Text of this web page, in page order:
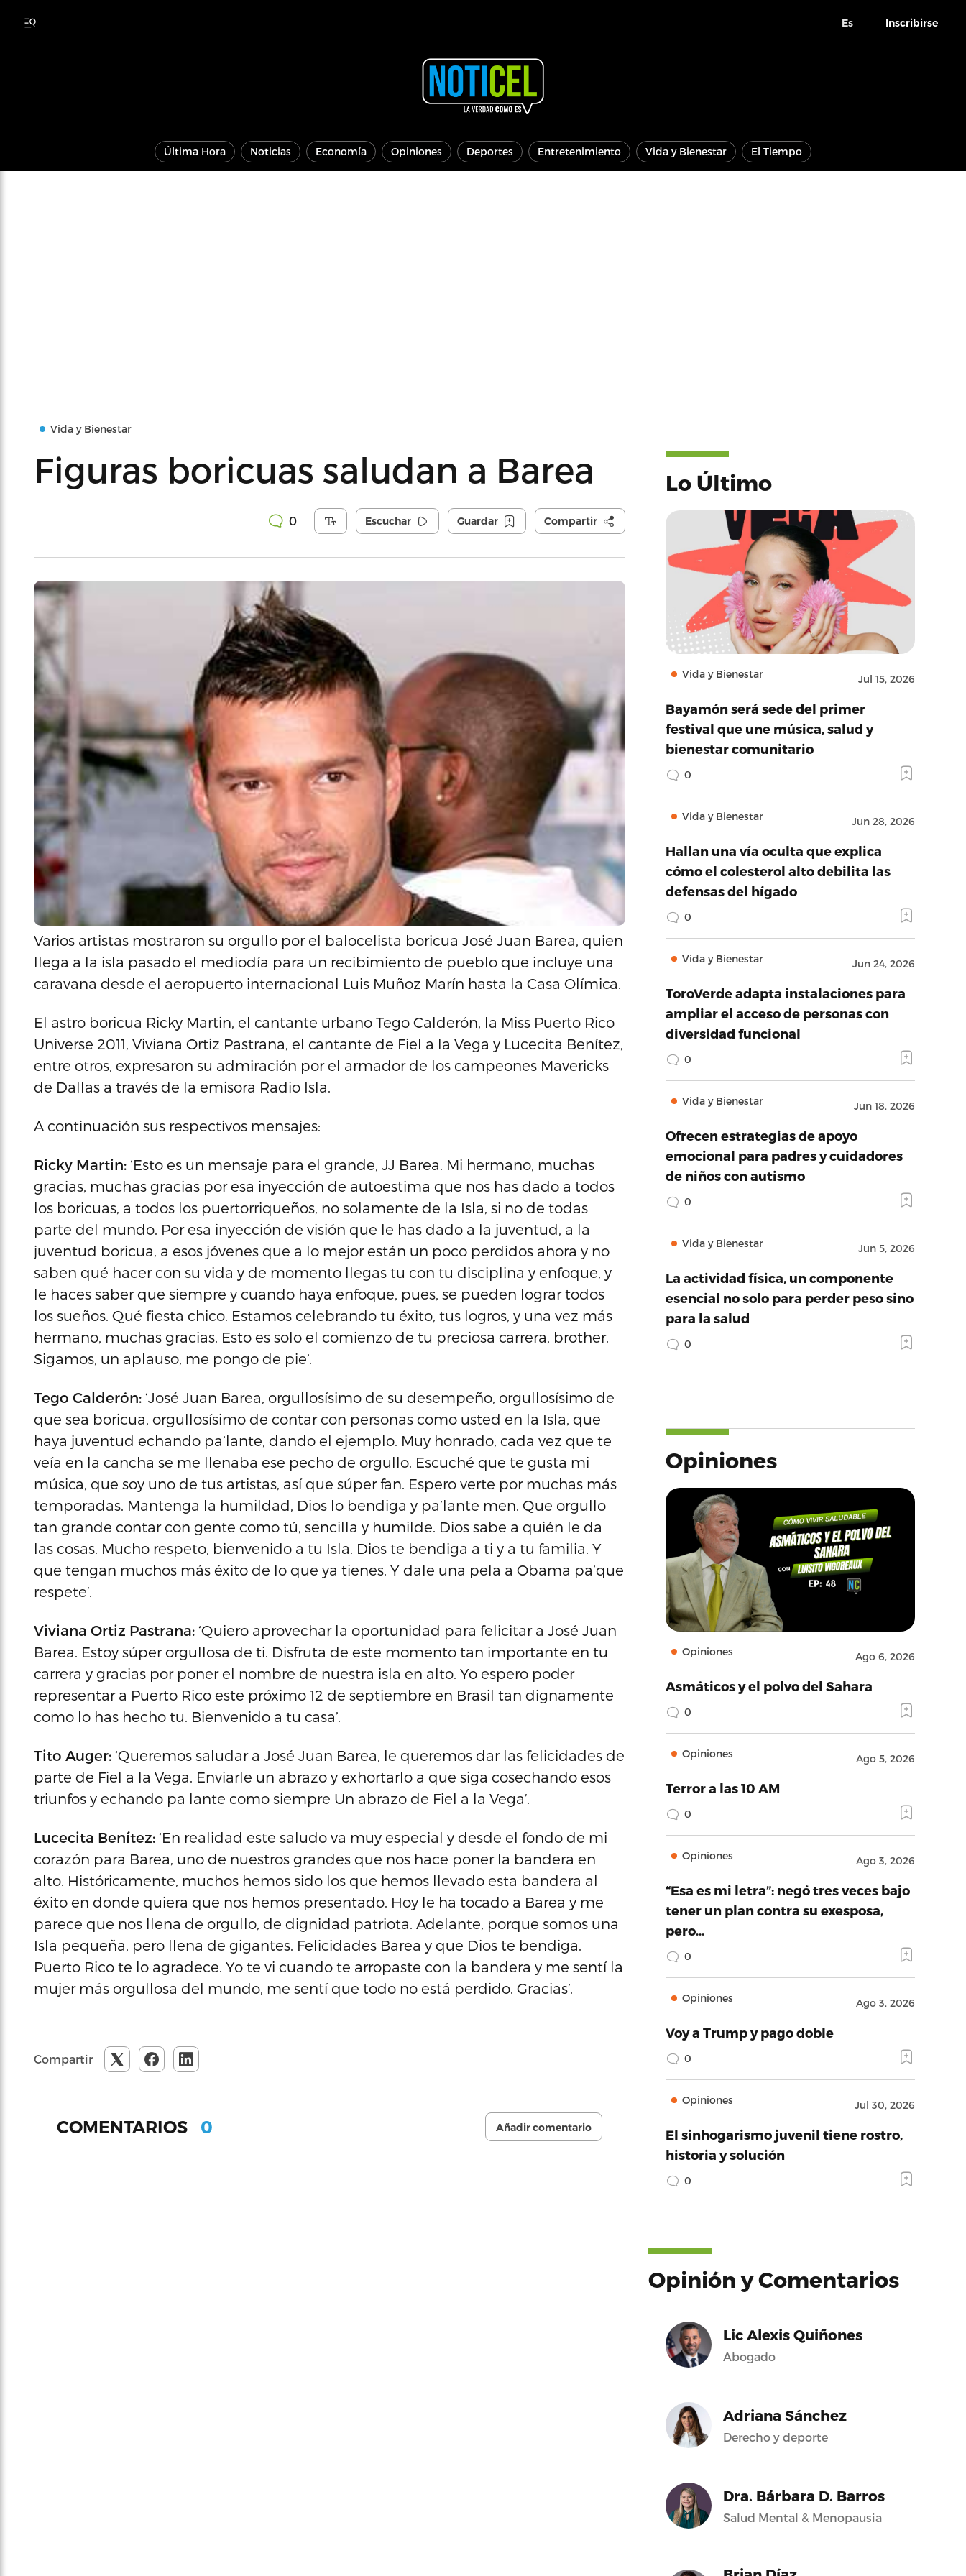
Es Inscribirse
Última Hora Noticias Economía Opiniones Deportes Entretenimiento Vida y Bienestar El Tiempo
Vida y Bienestar
Figuras boricuas saludan a Barea
0 Escuchar Guardar Compartir
Varios artistas mostraron su orgullo por el balocelista boricua José Juan Barea, quien
llega a la isla pasado el mediodía para un recibimiento de pueblo que incluye una
caravana desde el aeropuerto internacional Luis Muñoz Marín hasta la Casa Olímica.
El astro boricua Ricky Martin, el cantante urbano Tego Calderón, la Miss Puerto Rico
Universe 2011, Viviana Ortiz Pastrana, el cantante de Fiel a la Vega y Lucecita Benítez,
entre otros, expresaron su admiración por el armador de los campeones Mavericks
de Dallas a través de la emisora Radio Isla.
A continuación sus respectivos mensajes:
Ricky Martin: ‘Esto es un mensaje para el grande, JJ Barea. Mi hermano, muchas
gracias, muchas gracias por esa inyección de autoestima que nos has dado a todos
los boricuas, a todos los puertorriqueños, no solamente de la Isla, si no de todas
parte del mundo. Por esa inyección de visión que le has dado a la juventud, a la
juventud boricua, a esos jóvenes que a lo mejor están un poco perdidos ahora y no
saben qué hacer con su vida y de momento llegas tu con tu disciplina y enfoque, y
le haces saber que siempre y cuando haya enfoque, pues, se pueden lograr todos
los sueños. Qué fiesta chico. Estamos celebrando tu éxito, tus logros, y una vez más
hermano, muchas gracias. Esto es solo el comienzo de tu preciosa carrera, brother.
Sigamos, un aplauso, me pongo de pie’.
Tego Calderón: ‘José Juan Barea, orgullosísimo de su desempeño, orgullosísimo de
que sea boricua, orgullosísimo de contar con personas como usted en la Isla, que
haya juventud echando pa’lante, dando el ejemplo. Muy honrado, cada vez que te
veía en la cancha se me llenaba ese pecho de orgullo. Escuché que te gusta mi
música, que soy uno de tus artistas, así que súper fan. Espero verte por muchas más
temporadas. Mantenga la humildad, Dios lo bendiga y pa’lante men. Que orgullo
tan grande contar con gente como tú, sencilla y humilde. Dios sabe a quién le da
las cosas. Mucho respeto, bienvenido a tu Isla. Dios te bendiga a ti y a tu familia. Y
que tengan muchos más éxito de lo que ya tienes. Y dale una pela a Obama pa’que
respete’.
Viviana Ortiz Pastrana: ‘Quiero aprovechar la oportunidad para felicitar a José Juan
Barea. Estoy súper orgullosa de ti. Disfruta de este momento tan importante en tu
carrera y gracias por poner el nombre de nuestra isla en alto. Yo espero poder
representar a Puerto Rico este próximo 12 de septiembre en Brasil tan dignamente
como lo has hecho tu. Bienvenido a tu casa’.
Tito Auger: ‘Queremos saludar a José Juan Barea, le queremos dar las felicidades de
parte de Fiel a la Vega. Enviarle un abrazo y exhortarlo a que siga cosechando esos
triunfos y echando pa lante como siempre Un abrazo de Fiel a la Vega’.
Lucecita Benítez: ‘En realidad este saludo va muy especial y desde el fondo de mi
corazón para Barea, uno de nuestros grandes que nos hace poner la bandera en
alto. Históricamente, muchos hemos sido los que hemos llevado esta bandera al
éxito en donde quiera que nos hemos presentado. Hoy le ha tocado a Barea y me
parece que nos llena de orgullo, de dignidad patriota. Adelante, porque somos una
Isla pequeña, pero llena de gigantes. Felicidades Barea y que Dios te bendiga.
Puerto Rico te lo agradece. Yo te vi cuando te arropaste con la bandera y me sentí la
mujer más orgullosa del mundo, me sentí que todo no está perdido. Gracias’.
Compartir
COMENTARIOS 0 Añadir comentario
Lo Último
Vida y Bienestar Jul 15, 2026
Bayamón será sede del primer
festival que une música, salud y
bienestar comunitario
0
Vida y Bienestar Jun 28, 2026
Hallan una vía oculta que explica
cómo el colesterol alto debilita las
defensas del hígado
0
Vida y Bienestar Jun 24, 2026
ToroVerde adapta instalaciones para
ampliar el acceso de personas con
diversidad funcional
0
Vida y Bienestar Jun 18, 2026
Ofrecen estrategias de apoyo
emocional para padres y cuidadores
de niños con autismo
0
Vida y Bienestar Jun 5, 2026
La actividad física, un componente
esencial no solo para perder peso sino
para la salud
0
Opiniones
Opiniones Ago 6, 2026
Asmáticos y el polvo del Sahara
0
Opiniones Ago 5, 2026
Terror a las 10 AM
0
Opiniones Ago 3, 2026
“Esa es mi letra”: negó tres veces bajo
tener un plan contra su exesposa,
pero…
0
Opiniones Ago 3, 2026
Voy a Trump y pago doble
0
Opiniones Jul 30, 2026
El sinhogarismo juvenil tiene rostro,
historia y solución
0
Opinión y Comentarios
Lic Alexis Quiñones
Abogado
Adriana Sánchez
Derecho y deporte
Dra. Bárbara D. Barros
Salud Mental & Menopausia